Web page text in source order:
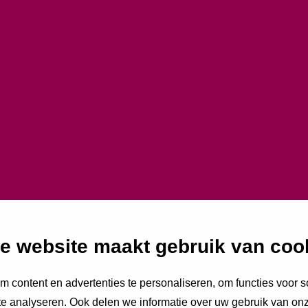
website maakt gebruik van
content en advertenties te personaliseren, om functies voor
analyseren. Ook delen we informatie over uw gebruik van
werkt, dus
opschaling?